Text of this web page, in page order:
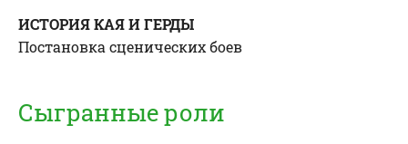
ИСТОРИЯ КАЯ И ГЕРДЫ
Постановка сценических боев
Сыгранные роли